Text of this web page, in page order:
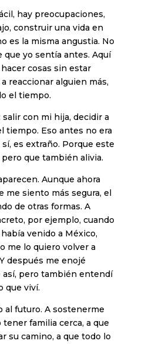
hay preocupaciones,
construir una vida en
es la misma angustia. No
yo sentía antes. Aquí
cosas sin estar
reaccionar alguien más,
el tiempo.
con mi hija, decidir a
tiempo. Eso antes no era
es extraño. Porque este
que también alivia.
Aunque ahora
siento más segura, el
de otras formas. A
por ejemplo, cuando
venido a México,
me lo quiero volver a
después me enojé
pero también entendí
que viví.
al futuro. A sostenerme
familia cerca, a que
su camino, a que todo lo